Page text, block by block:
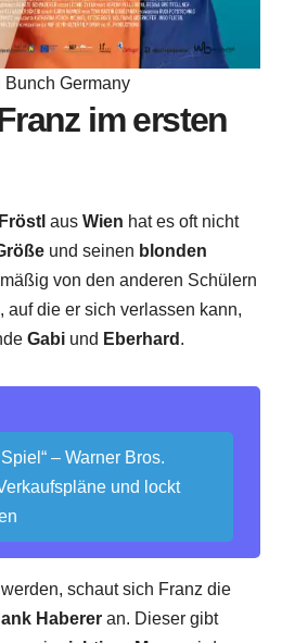
Germany
im ersten
aus Wien hat es oft nicht
und seinen blonden
von den anderen Schülern
die er sich verlassen kann,
Gabi und Eberhard .
– Warner Bros.
und lockt
schaut sich Franz die
Haberer an. Dieser gibt